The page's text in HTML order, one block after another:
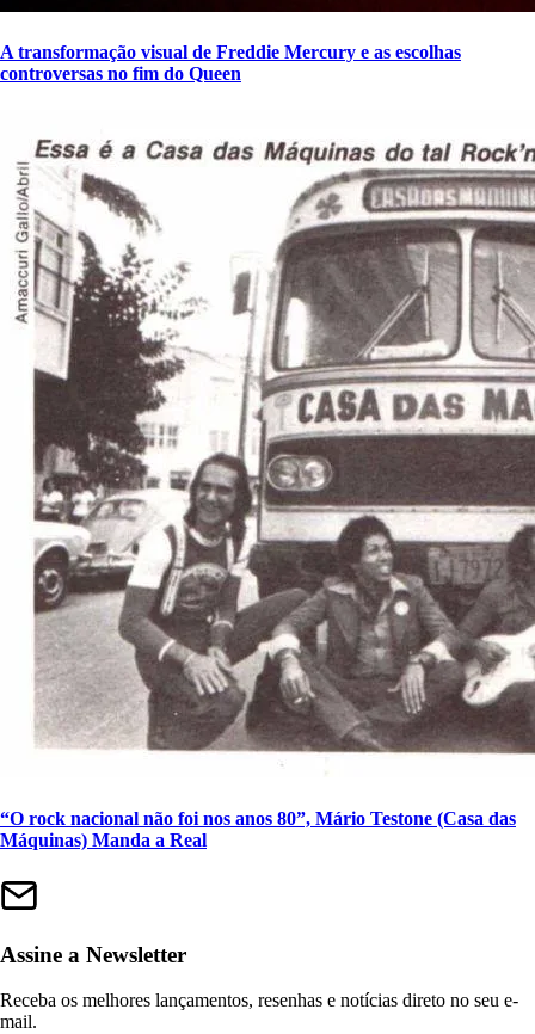
A transformação visual de Freddie Mercury e as escolhas
controversas no fim do Queen
“O rock nacional não foi nos anos 80”, Mário Testone (Casa das
Máquinas) Manda a Real
Assine a Newsletter
Receba os melhores lançamentos, resenhas e notícias direto no seu e-
mail.